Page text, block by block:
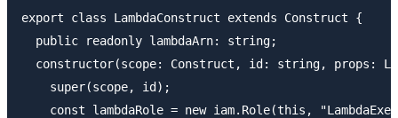
export class LambdaConstruct extends Construct {
  public readonly lambdaArn: string;
constructor(scope: Construct, id: string, props:
    super(scope, id);
const lambdaRole = new iam.Role(this,